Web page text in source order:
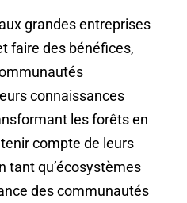
grandes entreprises
faire des bénéfices,
connaissances
les forêts en
compte de leurs
tant qu’écosystèmes
des communautés